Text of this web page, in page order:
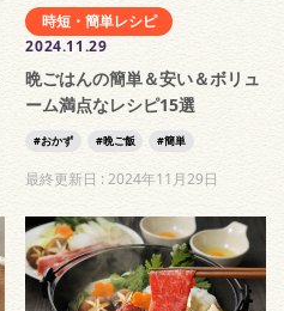
時短・簡単レシピ
2024.11.29
晩ごはんの簡単＆安い＆ボリュ
ーム満点なレシピ15選
おかず 晩ご飯 簡単
最終更新日 :2024年11月29日